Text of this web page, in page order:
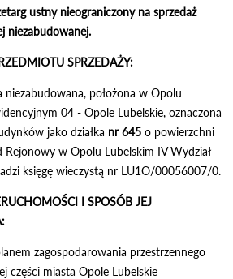
ustny nieograniczony na sprzedaż
niezabudowanej.
SPRZEDAŻY:
położona w Opolu
04 - Opole Lubelskie, oznaczona
jako działka nr 645 o powierzchni
Rejonowy w Opolu Lubelskim IV Wydział
księgę wieczystą nr LU1O/00056007/0.
I SPOSÓB JEJ
zagospodarowania przestrzennego
części miasta Opole Lubelskie